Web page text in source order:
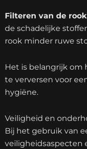
Filteren van de rook
de schadelijke
rook minder ruwe
Het is belangrijk om
te verversen voor
hygiëne.
Veiligheid en
Bij het gebruik van
veiligheidsaspecten